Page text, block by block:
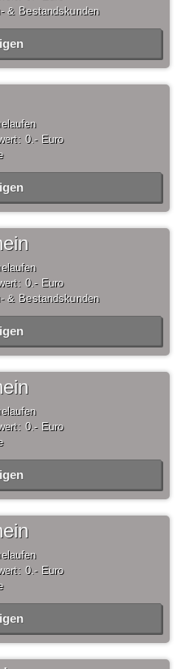
& Bestandskunden
0,- Euro
0,- Euro
& Bestandskunden
0,- Euro
0,- Euro